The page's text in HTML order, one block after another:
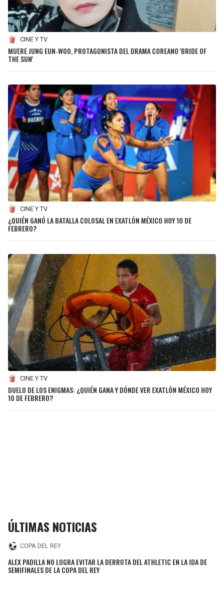
CINE Y TV
MUERE JUNG EUN‑WOO, PROTAGONISTA DEL DRAMA COREANO 'BRIDE OF
THE SUN'
CINE Y TV
¿QUIÉN GANÓ LA BATALLA COLOSAL EN EXATLÓN MÉXICO HOY 10 DE
FEBRERO?
CINE Y TV
DUELO DE LOS ENIGMAS: ¿QUIÉN GANA Y DÓNDE VER EXATLÓN MÉXICO HOY
10 DE FEBRERO?
ÚLTIMAS NOTICIAS
COPA DEL REY
ALEX PADILLA NO LOGRA EVITAR LA DERROTA DEL ATHLETIC EN LA IDA DE
SEMIFINALES DE LA COPA DEL REY